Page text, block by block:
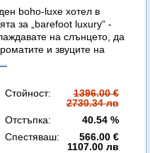
boho-luxe хотел в
за „barefoot luxury“ -
на слънцето, да
и звуците на
Стойност:
1396.00 €
2730.34 лв
Отстъпка:
40.54 %
Спестяваш:
566.00 €
1107.00 лв